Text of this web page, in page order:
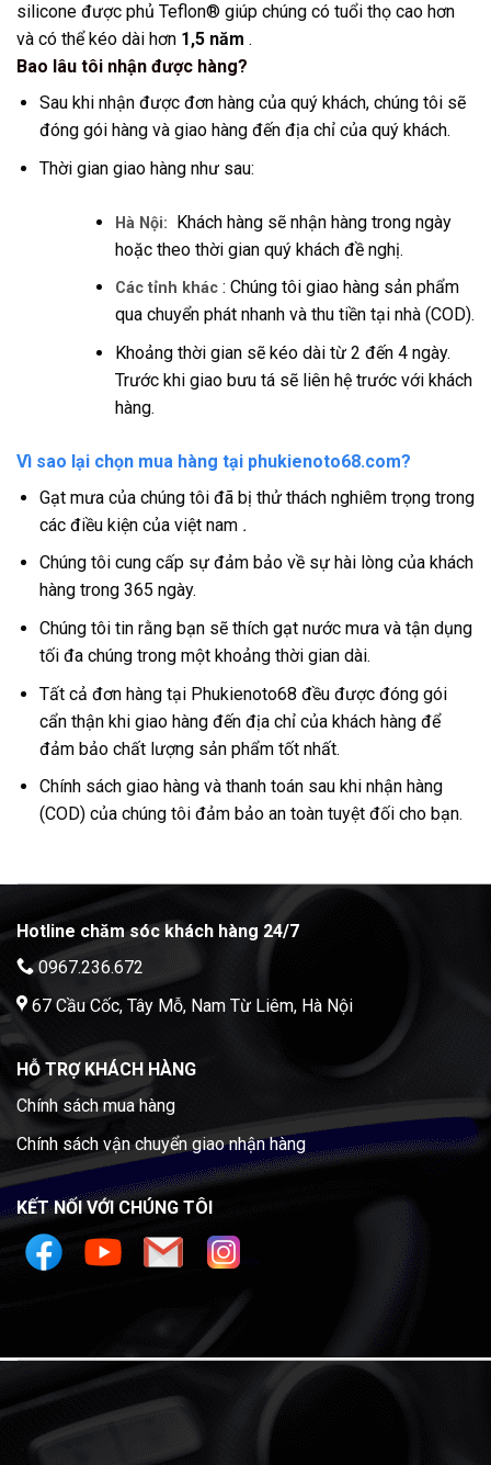
silicone được phủ Teflon® giúp chúng có tuổi thọ cao hơn
và có thể kéo dài hơn 1,5 năm .
Bao lâu tôi nhận được hàng?
Sau khi nhận được đơn hàng của quý khách, chúng tôi sẽ
đóng gói hàng và giao hàng đến địa chỉ của quý khách.
Thời gian giao hàng như sau:
Hà Nội: Khách hàng sẽ nhận hàng trong ngày
hoặc theo thời gian quý khách đề nghị.
Các tỉnh khác: Chúng tôi giao hàng sản phẩm
qua chuyển phát nhanh và thu tiền tại nhà (COD).
Khoảng thời gian sẽ kéo dài từ 2 đến 4 ngày.
Trước khi giao bưu tá sẽ liên hệ trước với khách
hàng.
Vì sao lại chọn mua hàng tại phukienoto68.com?
Gạt mưa của chúng tôi đã bị thử thách nghiêm trọng trong
các điều kiện của việt nam .
Chúng tôi cung cấp sự đảm bảo về sự hài lòng của khách
hàng trong 365 ngày.
Chúng tôi tin rằng bạn sẽ thích gạt nước mưa và tận dụng
tối đa chúng trong một khoảng thời gian dài.
Tất cả đơn hàng tại Phukienoto68 đều được đóng gói
cẩn thận khi giao hàng đến địa chỉ của khách hàng để
đảm bảo chất lượng sản phẩm tốt nhất.
Chính sách giao hàng và thanh toán sau khi nhận hàng
(COD) của chúng tôi đảm bảo an toàn tuyệt đối cho bạn.
Hotline chăm sóc khách hàng 24/7
0967.236.672
67 Cầu Cốc, Tây Mỗ, Nam Từ Liêm, Hà Nội
HỖ TRỢ KHÁCH HÀNG
Chính sách mua hàng
Chính sách vận chuyển giao nhận hàng
KẾT NỐI VỚI CHÚNG TÔI